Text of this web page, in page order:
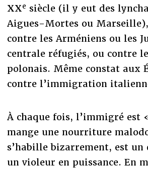
XXe siècle (il y eut des
Aigues-Mortes ou
contre les Arméniens ou les
centrale réfugiés, ou contre
polonais. Même constat aux
contre l’immigration
À chaque fois, l’immigré est
mange une nourriture
s’habille bizarrement, est
un violeur en puissance. En